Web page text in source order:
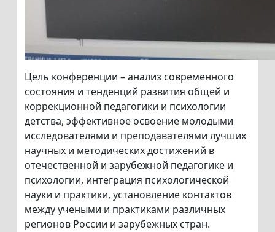
Цель конференции – анализ современного
состояния и тенденций развития общей и
коррекционной педагогики и психологии
детства, эффективное освоение молодыми
исследователями и преподавателями лучших
научных и методических достижений в
отечественной и зарубежной педагогике и
психологии, интеграция психологической
науки и практики, установление контактов
между учеными и практиками различных
регионов России и зарубежных стран.